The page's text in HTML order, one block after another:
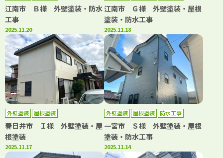
江南市 Ｂ様 外壁塗装・防水
工事
2025.11.20
江南市 Ｇ様 外壁塗装・屋根
塗装・防水工事
2025.11.18
外壁塗装 屋根塗装
春日井市 Ｉ様 外壁塗装・屋
根塗装
2025.11.17
外壁塗装 屋根塗装 防水工事
一宮市 Ｓ様 外壁塗装・屋根
塗装・防水工事
2025.11.14